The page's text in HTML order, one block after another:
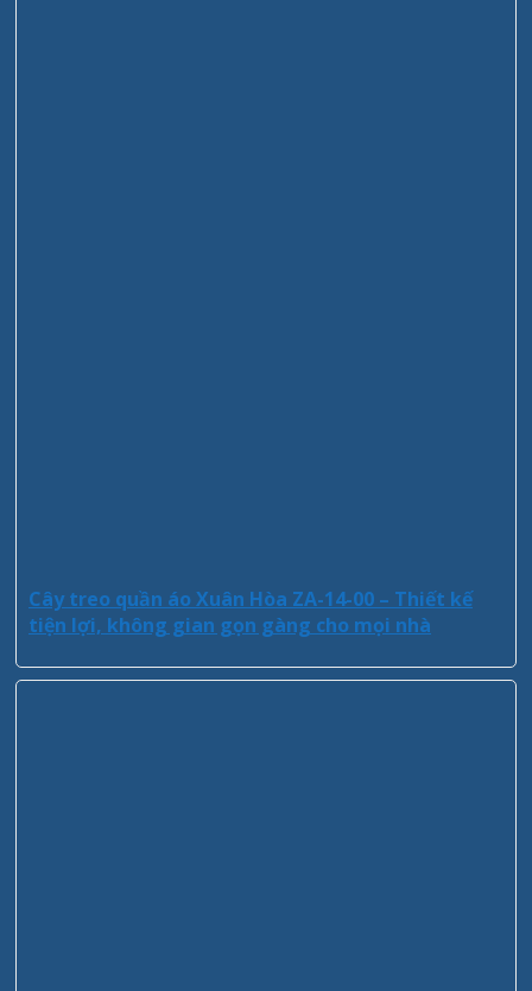
Cây treo quần áo Xuân Hòa ZA-14-00 – Thiết kế
tiện lợi, không gian gọn gàng cho mọi nhà